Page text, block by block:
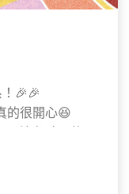
🎉🎉
的很開心😆
成為未來的助
直前，發光發